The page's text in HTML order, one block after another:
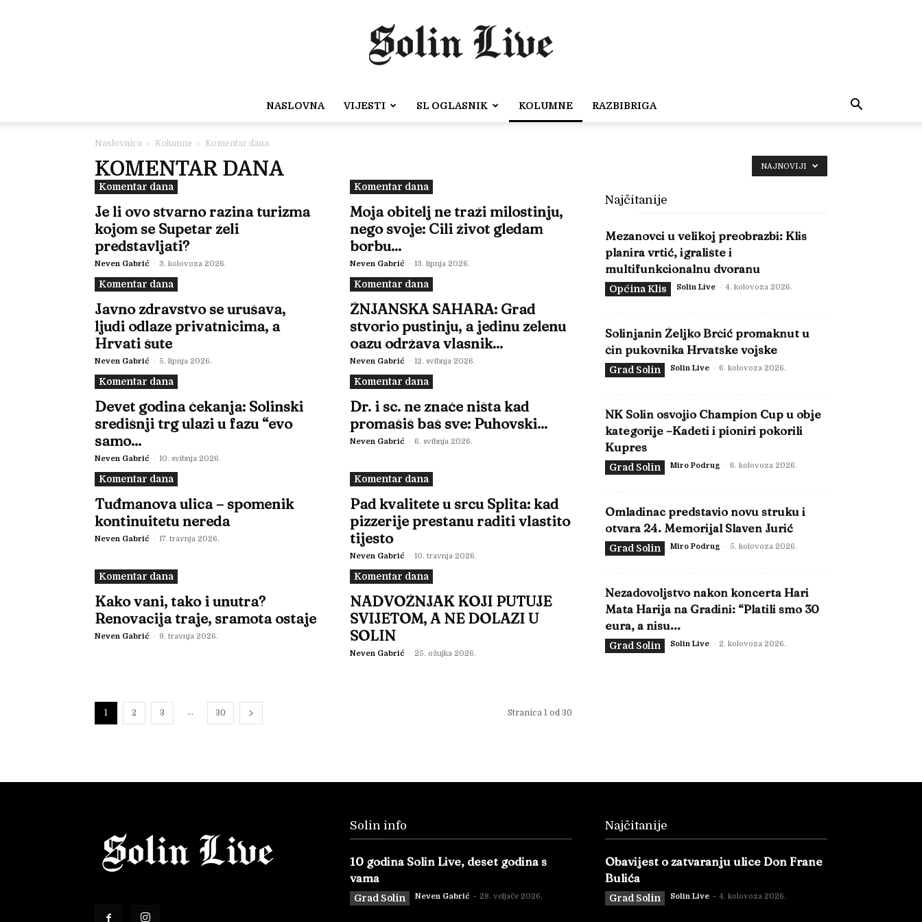
Live
NASLOVNA VIJESTI SL OGLASNIK KOLUMNE RAZBIBRIGA
Naslovnica Kolumne Komentar dana
KOMENTAR DANA NAJNOVIJI
Komentar dana
Je li ovo stvarno razina turizma
kojom se Supetar želi
predstavljati?
Neven Gabrić - 3. kolovoza 2026.
Komentar dana
Moja obitelj ne traži milostinju,
nego svoje: Cili život gledam
borbu...
Neven Gabrić - 13. lipnja 2026.
Komentar dana
Javno zdravstvo se urušava,
ljudi odlaze privatnicima, a
Hrvati šute
Neven Gabrić - 5. lipnja 2026.
Komentar dana
ŽNJANSKA SAHARA: Grad
stvorio pustinju, a jedinu zelenu
oazu održava vlasnik...
Neven Gabrić - 12. svibnja 2026.
Komentar dana
Devet godina čekanja: Solinski
središnji trg ulazi u fazu “evo
samo...
Neven Gabrić - 10. svibnja 2026.
Komentar dana
Dr. i sc. ne znače ništa kad
promašiš baš sve: Puhovski...
Neven Gabrić - 6. svibnja 2026.
Komentar dana
Tuđmanova ulica – spomenik
kontinuitetu nereda
Neven Gabrić - 17. travnja 2026.
Komentar dana
Pad kvalitete u srcu Splita: kad
pizzerije prestanu raditi vlastito
tijesto
Neven Gabrić - 10. travnja 2026.
Komentar dana
Kako vani, tako i unutra?
Renovacija traje, sramota ostaje
Neven Gabrić - 9. travnja 2026.
Komentar dana
NADVOŽNJAK KOJI PUTUJE
SVIJETOM, A NE DOLAZI U
SOLIN
Neven Gabrić - 25. ožujka 2026.
1 2 3 ... 30 Stranica 1 od 30
Najčitanije
Mezanovci u velikoj preobrazbi: Klis
planira vrtić, igralište i
multifunkcionalnu dvoranu
Općina Klis Solin Live - 4. kolovoza 2026.
Solinjanin Željko Brčić promaknut u
čin pukovnika Hrvatske vojske
Grad Solin Solin Live - 6. kolovoza 2026.
NK Solin osvojio Champion Cup u obje
kategorije –Kadeti i pioniri pokorili
Kupres
Grad Solin Miro Podrug - 6. kolovoza 2026.
Omladinac predstavio novu struku i
otvara 24. Memorijal Slaven Jurić
Grad Solin Miro Podrug - 5. kolovoza 2026.
Nezadovoljstvo nakon koncerta Hari
Mata Harija na Gradini: “Platili smo 30
eura, a nisu...
Grad Solin Solin Live - 2. kolovoza 2026.
Solin info
10 godina Solin Live, deset godina s
vama
Grad Solin Neven Gabrić - 28. veljače 2026.
Najčitanije
Obavijest o zatvaranju ulice Don Frane
Bulića
Grad Solin Solin Live - 4. kolovoza 2026.